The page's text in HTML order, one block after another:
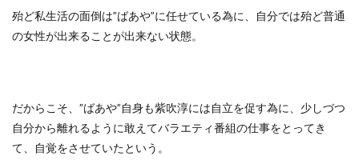
殆ど私生活の面倒は”ばあや”に任せている為に、自分では殆ど普通
の女性が出来ることが出来ない状態。
だからこそ、”ばあや”自身も紫吹淳には自立を促す為に、少しづつ
自分から離れるように敢えてバラエティ番組の仕事をとってき
て、自覚をさせていたという。